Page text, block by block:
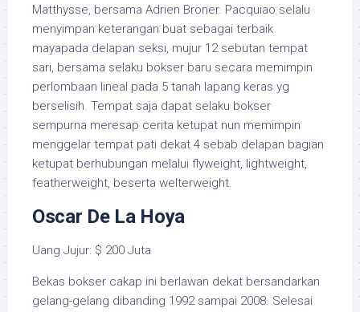
Matthysse, bersama Adrien Broner. Pacquiao selalu
menyimpan keterangan buat sebagai terbaik
mayapada delapan seksi, mujur 12 sebutan tempat
sari, bersama selaku bokser baru secara memimpin
perlombaan lineal pada 5 tanah lapang keras yg
berselisih. Tempat saja dapat selaku bokser
sempurna meresap cerita ketupat nun memimpin
menggelar tempat pati dekat 4 sebab delapan bagian
ketupat berhubungan melalui flyweight, lightweight,
featherweight, beserta welterweight.
Oscar De La Hoya
Uang Jujur: $ 200 Juta
Bekas bokser cakap ini berlawan dekat bersandarkan
gelang-gelang dibanding 1992 sampai 2008. Selesai